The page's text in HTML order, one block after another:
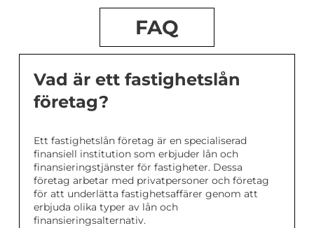
FAQ
Vad är ett fastighetslån
företag?
Ett fastighetslån företag är en specialiserad
finansiell institution som erbjuder lån och
finansieringstjänster för fastigheter. Dessa
företag arbetar med privatpersoner och företag
för att underlätta fastighetsaffärer genom att
erbjuda olika typer av lån och
finansieringsalternativ.